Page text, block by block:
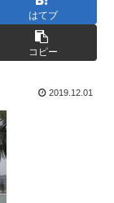
はてブ
コピー
2019.12.01